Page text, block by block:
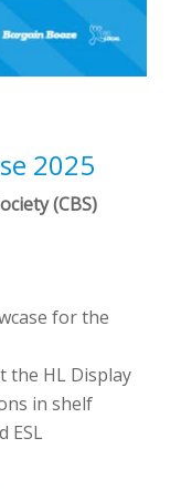
2025
(CBS)
for the
the HL Display
in shelf
ESL